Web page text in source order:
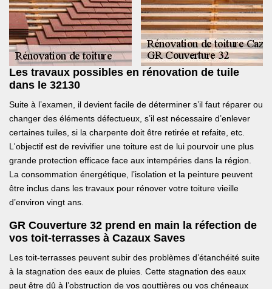
Les travaux possibles en rénovation de tuile
dans le 32130
Suite à l’examen, il devient facile de déterminer s’il faut réparer ou
changer des éléments défectueux, s’il est nécessaire d’enlever
certaines tuiles, si la charpente doit être retirée et refaite, etc.
L'objectif est de revivifier une toiture est de lui pourvoir une plus
grande protection efficace face aux intempéries dans la région.
La consommation énergétique, l’isolation et la peinture peuvent
être inclus dans les travaux pour rénover votre toiture vieille
d’environ vingt ans.
GR Couverture 32 prend en main la réfection de
vos toit-terrasses à Cazaux Saves
Les toit-terrasses peuvent subir des problèmes d’étanchéité suite
à la stagnation des eaux de pluies. Cette stagnation des eaux
peut être dû à l’obstruction de vos gouttières ou vos chéneaux